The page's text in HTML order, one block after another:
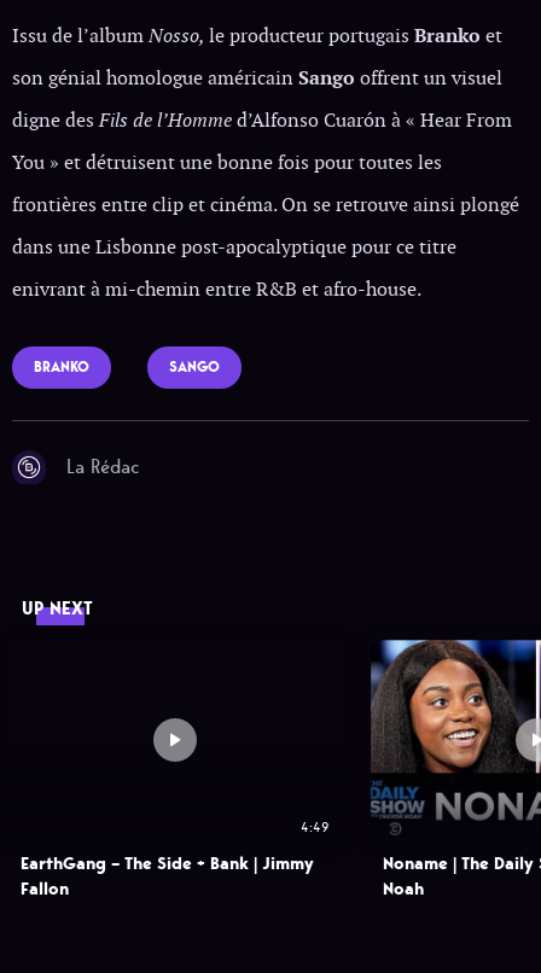
Issu de l’albumNosso, le producteur portugais Branko et
son génial homologue américainSango offrent un visuel
digne desFils de l’Hommed’Alfonso Cuarón à « Hear From
You » et détruisent une bonne fois pour toutes les
frontières entre clip et cinéma. On se retrouve ainsi plongé
dans une Lisbonne post-apocalyptique pour ce titre
enivrant à mi-chemin entre R&B et afro-house.
BRANKO SANGO
La Rédac
UP NEXT
4:49
EarthGang – The Side + Bank | Jimmy
Fallon
Noname | The
Noah